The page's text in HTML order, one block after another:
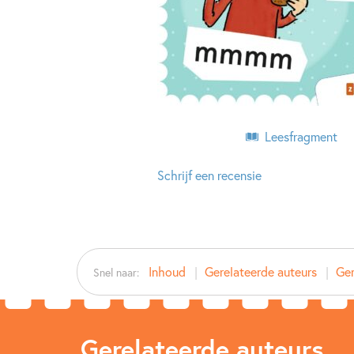
Leesfragment
Schrijf een recensie
Snel naar: Inhoud Gerelateerde auteurs